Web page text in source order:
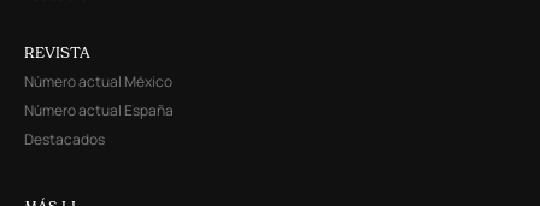
REVISTA
Número actual México
Número actual España
Destacados